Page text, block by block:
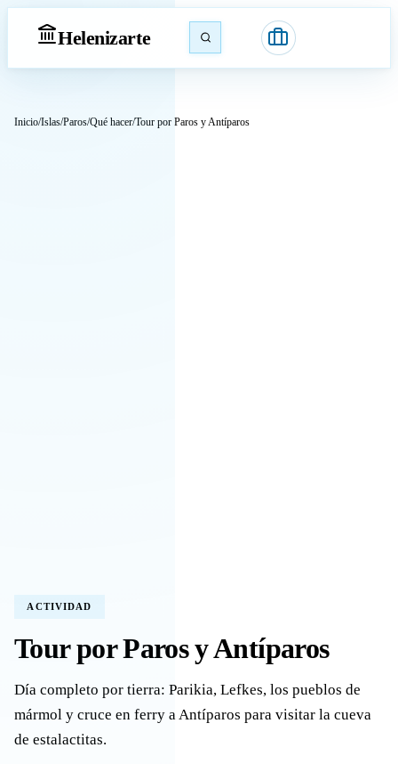
Helenizarte
Inicio/Islas/Paros/Qué hacer/Tour por Paros y Antíparos
ACTIVIDAD
Tour por Paros y Antíparos
Día completo por tierra: Parikia, Lefkes, los pueblos de
mármol y cruce en ferry a Antíparos para visitar la cueva
de estalactitas.